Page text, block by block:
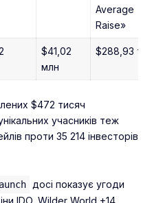
Average
Raise»
$41,02
млн
$288,93
$472 тисяч
учасників теж
проти 35 214 інвесторів
досі показує угоди
IDO, Wilder World +14